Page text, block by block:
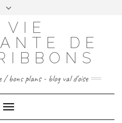
INSTAGRAM
PINTEREST
MOI
VIE
DE
/ bons plans - blog val d'oise
Toggle
Navigation